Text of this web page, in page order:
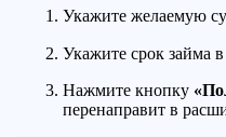
Укажите желаемую
Укажите срок займа
Нажмите кнопку
перенаправит в